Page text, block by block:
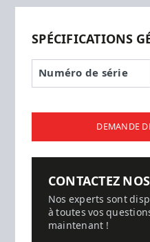
SPÉCIFICATIONS
Numéro de série
DEMANDE
CONTACTEZ
Nos experts sont
à toutes vos
maintenant !